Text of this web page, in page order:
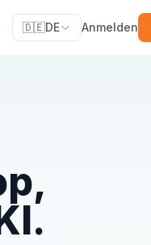
🇩🇪DE Anmelden